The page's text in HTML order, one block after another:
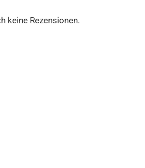
keine Rezensionen.